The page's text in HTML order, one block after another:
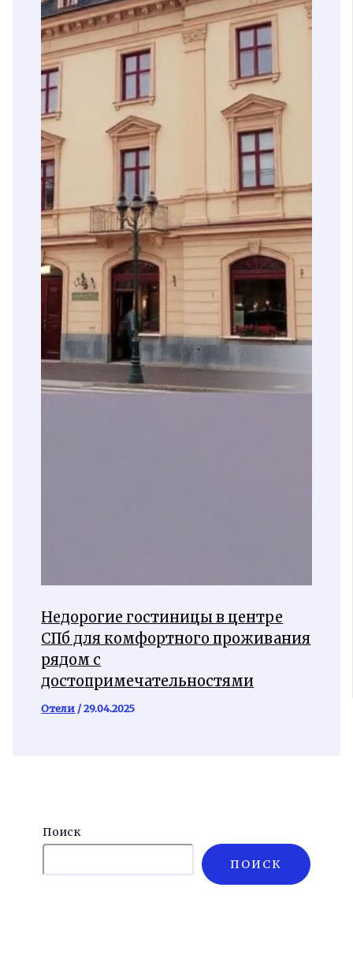
Недорогие гостиницы в центре
СПб для комфортного проживания
рядом с
достопримечательностями
Отели /29.04.2025
Поиск
ПОИСК